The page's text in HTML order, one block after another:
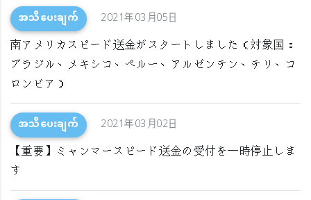
အသိပေးချက် 2021年03月05日
南アメリカスピード送金がスタートしました（対象国：
ブラジル、メキシコ、ペルー、アルゼンチン、チリ、コ
ロンビア）
အသိပေးချက် 2021年03月02日
【重要】ミャンマースピード送金の受付を一時停止しま
す